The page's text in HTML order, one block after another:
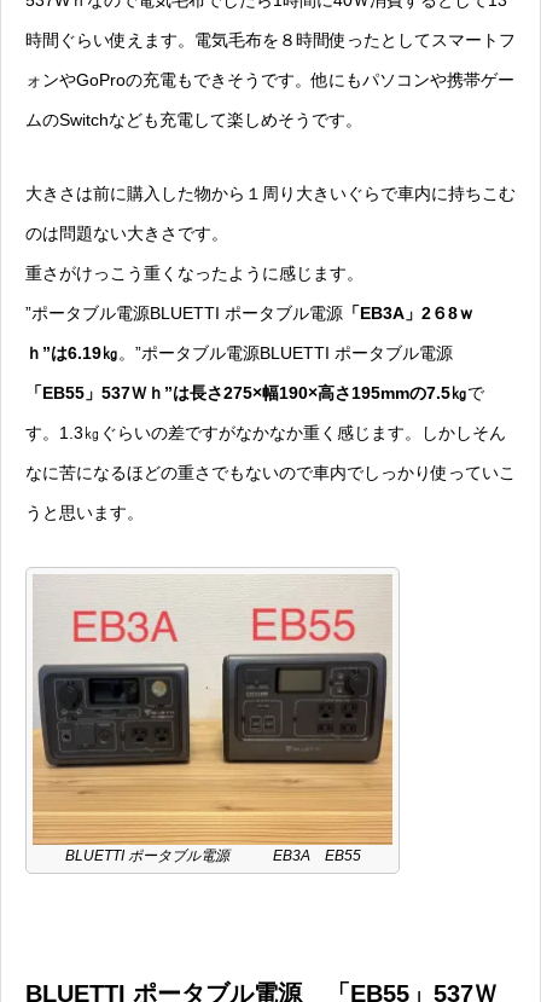
時間ぐらい使えます。電気毛布を８時間使ったとしてスマートフ
ォンやGoProの充電もできそうです。他にもパソコンや携帯ゲー
ムのSwitchなども充電して楽しめそうです。
大きさは前に購入した物から１周り大きいぐらで車内に持ちこむ
のは問題ない大きさです。
重さがけっこう重くなったように感じます。
”ポータブル電源BLUETTI ポータブル電源 「EB3A」2６8ｗ
ｈ”は6.19㎏。”ポータブル電源BLUETTI ポータブル電源
「EB55」537Ｗｈ”は長さ275×幅190×高さ195mmの7.5㎏で
す。1.3㎏ぐらいの差ですがなかなか重く感じます。しかしそん
なに苦になるほどの重さでもないので車内でしっかり使っていこ
うと思います。
BLUETTI ポータブル電源 EB3A EB55
BLUETTI ポータブル電源 「EB55」537Ｗ